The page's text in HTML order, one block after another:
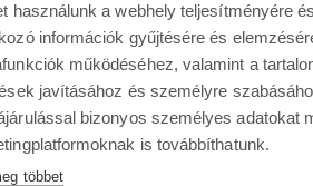
használunk a webhely teljesítményére
információk gyűjtésére és
működéséhez, valamint a
javításához és személyre
bizonyos személyes adatokat
is továbbíthatunk.
többet